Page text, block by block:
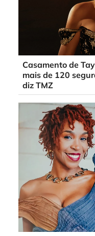
Casamento de
mais de 120
diz TMZ